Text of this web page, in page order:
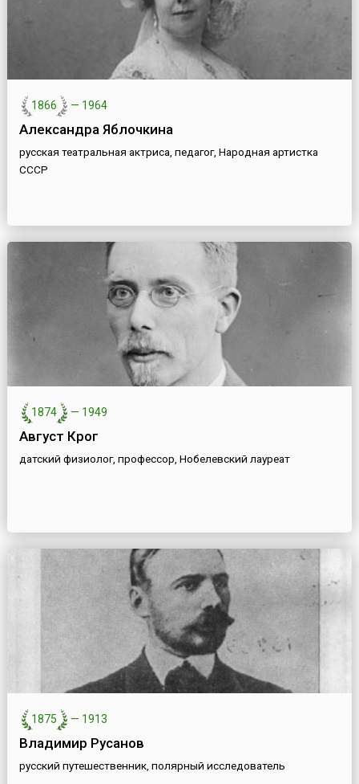
1866 — 1964
Александра Яблочкина
русская театральная актриса, педагог, Народная артистка
СССР
1874 — 1949
Август Крог
датский физиолог, профессор, Нобелевский лауреат
1875 — 1913
Владимир Русанов
русский путешественник, полярный исследователь